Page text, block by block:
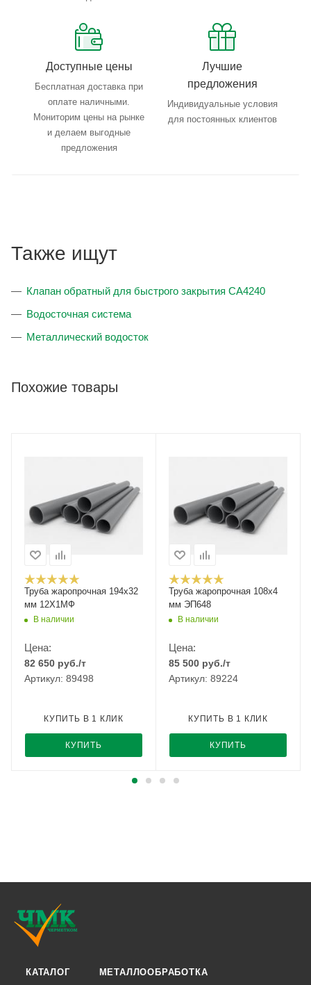
Доступные цены
Бесплатная доставка при
оплате наличными.
Мониторим цены на рынке
и делаем выгодные
предложения
Лучшие
предложения
Индивидуальные условия
для постоянных клиентов
Также ищут
Клапан обратный для быстрого закрытия CA4240
Водосточная система
Металлический водосток
Похожие товары
Труба жаропрочная 194х32
мм 12Х1МФ
В наличии
Цена:
82 650 руб./т
Артикул: 89498
КУПИТЬ
КУПИТЬ В 1 КЛИК
Труба жаропрочная 108х4
мм ЭП648
В наличии
Цена:
85 500 руб./т
Артикул: 89224
КУПИТЬ
КУПИТЬ В 1 КЛИК
КАТАЛОГ МЕТАЛЛООБРАБОТКА